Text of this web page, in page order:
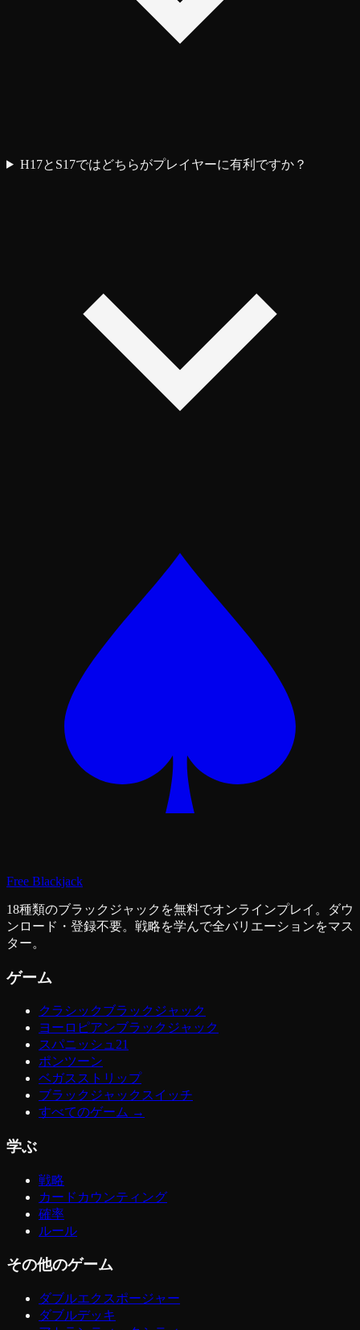
H17とS17ではどちらがプレイヤーに有利ですか？
Free Blackjack
18種類のブラックジャックを無料でオンラインプレイ。ダウ
ンロード・登録不要。戦略を学んで全バリエーションをマス
ター。
ゲーム
クラシックブラックジャック
ヨーロピアンブラックジャック
スパニッシュ21
ポンツーン
ベガスストリップ
ブラックジャックスイッチ
すべてのゲーム →
学ぶ
戦略
カードカウンティング
確率
ルール
その他のゲーム
ダブルエクスポージャー
ダブルデッキ